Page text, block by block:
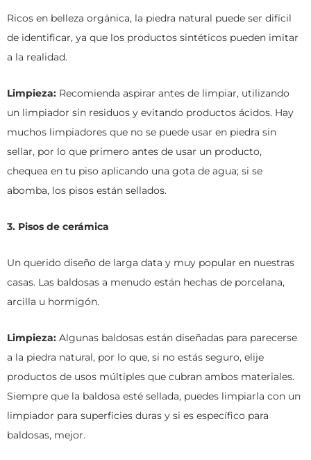
Ricos en belleza orgánica, la piedra natural puede ser difícil
de identificar, ya que los productos sintéticos pueden imitar
a la realidad.
Limpieza: Recomienda aspirar antes de limpiar, utilizando
un limpiador sin residuos y evitando productos ácidos. Hay
muchos limpiadores que no se puede usar en piedra sin
sellar, por lo que primero antes de usar un producto,
chequea en tu piso aplicando una gota de agua; si se
abomba, los pisos están sellados.
3. Pisos de cerámica
Un querido diseño de larga data y muy popular en nuestras
casas. Las baldosas a menudo están hechas de porcelana,
arcilla u hormigón.
Limpieza: Algunas baldosas están diseñadas para parecerse
a la piedra natural, por lo que, si no estás seguro, elije
productos de usos múltiples que cubran ambos materiales.
Siempre que la baldosa esté sellada, puedes limpiarla con un
limpiador para superficies duras y si es específico para
baldosas, mejor.